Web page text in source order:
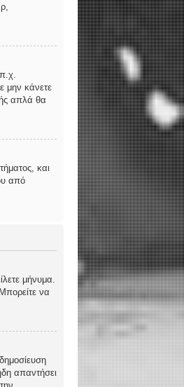
μην κάνετε
απλά θα
και
από
μήνυμα.
να
απαντήσει